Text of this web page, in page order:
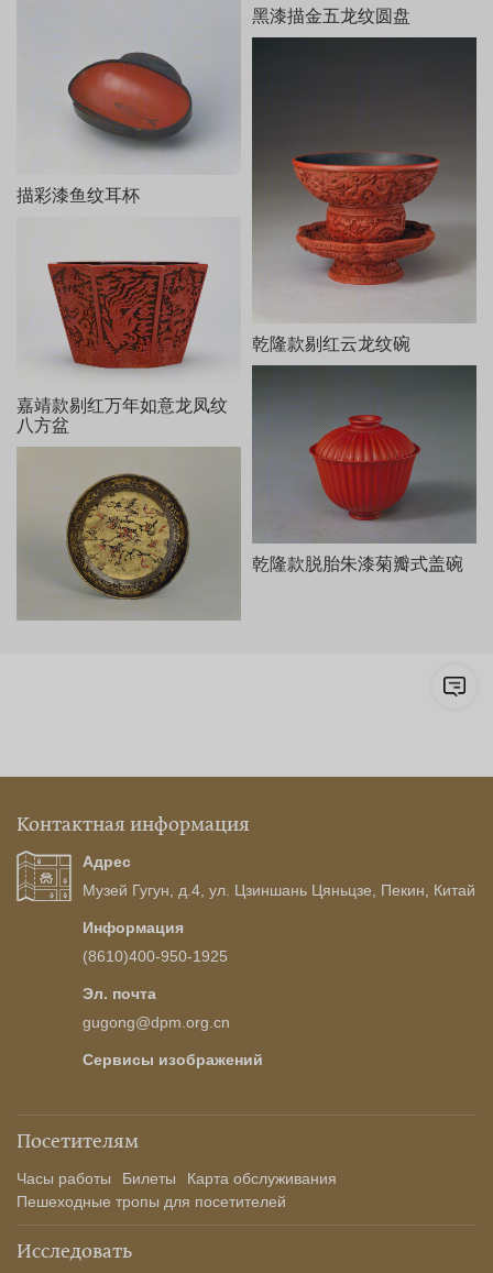
描彩漆鱼纹耳杯
嘉靖款剔红万年如意龙凤纹
八方盆
黑漆描金五龙纹圆盘
乾隆款剔红云龙纹碗
乾隆款脱胎朱漆菊瓣式盖碗
Контактная информация
Адрес
Музей Гугун, д.4, ул. Цзиншань Цяньцзе, Пекин, Китай
Информация
(8610)400-950-1925
Эл. почта
gugong@dpm.org.cn
Сервисы изображений
Посетителям
Часы работы Билеты
Карта обслуживания
Пешеходные тропы для посетителей
Исследовать